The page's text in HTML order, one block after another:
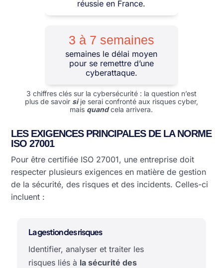
réussie en France.
3 à 7 semaines
semaines le délai moyen
pour se remettre d’une
cyberattaque.
3 chiffres clés sur la cybersécurité : la question n’est
plus de savoir sije serai confronté aux risques cyber,
mais quandcela arrivera.
LES EXIGENCES PRINCIPALES DE LA NORME
ISO 27001
Pour être certifiée ISO 27001, une entreprise doit
respecter plusieurs exigences en matière de gestion
de la sécurité, des risques et des incidents. Celles-ci
incluent :
La gestion des risques
Identifier, analyser et traiter les
risques liés à la sécurité des